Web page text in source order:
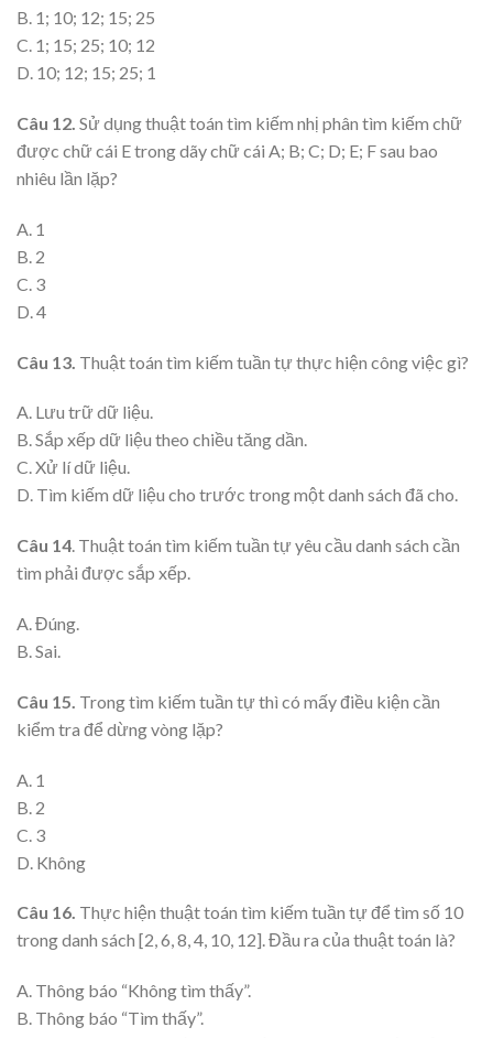
B. 1; 10; 12; 15; 25
C. 1; 15; 25; 10; 12
D. 10; 12; 15; 25; 1
Câu 12. Sử dụng thuật toán tìm kiếm nhị phân tìm kiếm chữ
được chữ cái E trong dãy chữ cái A; B; C; D; E; F sau bao
nhiêu lần lặp?
A. 1
B. 2
C. 3
D. 4
Câu 13. Thuật toán tìm kiếm tuần tự thực hiện công việc gì?
A. Lưu trữ dữ liệu.
B. Sắp xếp dữ liệu theo chiều tăng dần.
C. Xử lí dữ liệu.
D. Tìm kiếm dữ liệu cho trước trong một danh sách đã cho.
Câu 14. Thuật toán tìm kiếm tuần tự yêu cầu danh sách cần
tìm phải được sắp xếp.
A. Đúng.
B. Sai.
Câu 15. Trong tìm kiếm tuần tự thì có mấy điều kiện cần
kiểm tra để dừng vòng lặp?
A. 1
B. 2
C. 3
D. Không
Câu 16. Thực hiện thuật toán tìm kiếm tuần tự để tìm số 10
trong danh sách [2, 6, 8, 4, 10, 12]. Đầu ra của thuật toán là?
A. Thông báo “Không tìm thấy”.
B. Thông báo “Tìm thấy”.